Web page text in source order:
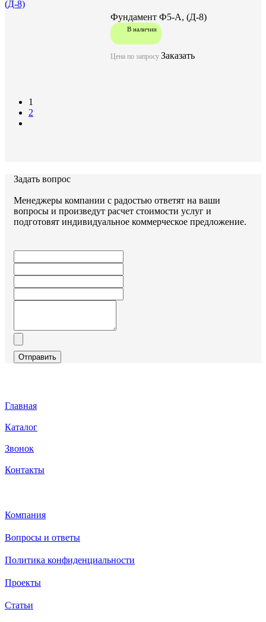
В наличии
Фундамент Ф5-А, (Д-8)
Цена по запросу Заказать
1
2
Задать вопрос
Менеджеры компании с радостью ответят на ваши
вопросы и произведут расчет стоимости услуг и
подготовят индивидуальное коммерческое предложение.
Отправить
Главная
Каталог
Звонок
Контакты
Компания
Вопросы и ответы
Политика конфиденциальности
Проекты
Статьи